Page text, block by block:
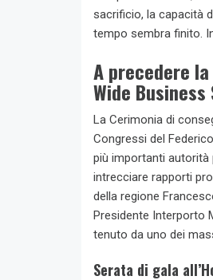
sacrificio, la capacità
tempo sembra finito.
A precedere
Wide
La Cerimonia di
Congressi del
più importanti autorità
intrecciare rapporti
della regione
Presidente Interporto
tenuto da uno dei
Serata di gala